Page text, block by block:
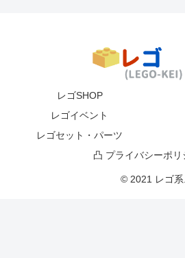
レゴSHOP
レゴイベント
レゴセット・パーツ
凸 プライバシーポリ
© 2021 レゴ系.